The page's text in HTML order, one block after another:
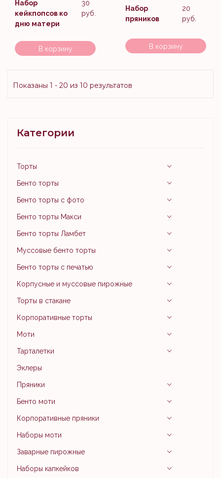
Набор
кейкпопсов ко
дню матери
30
руб.
В корзину
Набор
пряников
20
руб.
В корзину
Показаны 1 - 20 из 10 результатов
Категории
Торты
Бенто торты
Бенто торты с фото
Бенто торты Макси
Бенто торты Ламбет
Муссовые бенто торты
Бенто торты с печатью
Корпусные и муссовые пирожные
Торты в стакане
Корпоративные торты
Моти
Тарталетки
Эклеры
Пряники
Бенто моти
Корпоративные пряники
Наборы моти
Заварные пирожные
Наборы капкейков